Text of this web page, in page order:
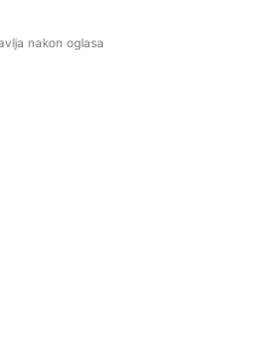
nakon oglasa